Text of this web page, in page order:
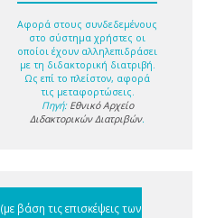
Αφορά στους συνδεδεμένους
στο σύστημα χρήστες οι
οποίοι έχουν αλληλεπιδράσει
με τη διδακτορική διατριβή.
Ως επί το πλείστον, αφορά
τις μεταφορτώσεις.
Πηγή: Εθνικό Αρχείο
Διδακτορικών Διατριβών.
(με βάση τις επισκέψεις των